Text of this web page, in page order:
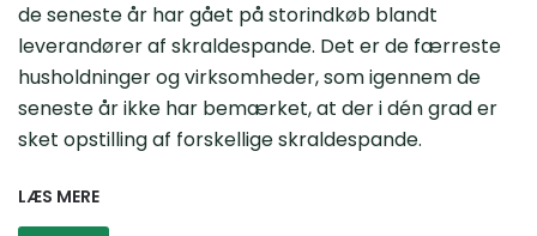
de seneste år har gået på storindkøb blandt
leverandører af skraldespande. Det er de færreste
husholdninger og virksomheder, som igennem de
seneste år ikke har bemærket, at der i dén grad er
sket opstilling af forskellige skraldespande.
LÆS MERE